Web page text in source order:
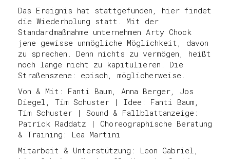
Das Ereignis hat stattgefunden, hier findet
die Wiederholung statt. Mit der
Standardmaßnahme unternehmen Arty Chock
jene gewisse unmögliche Möglichkeit, davon
zu sprechen. Denn nichts zu vermögen, heißt
noch lange nicht zu kapitulieren. Die
Straßenszene: episch, möglicherweise.
Von & Mit: Fanti Baum, Anna Berger, Jos
Diegel, Tim Schuster | Idee: Fanti Baum,
Tim Schuster | Sound & Fallblattanzeige:
Patrick Raddatz | Choreographische Beratung
& Training: Lea Martini
Mitarbeit & Unterstützung: Leon Gabriel,